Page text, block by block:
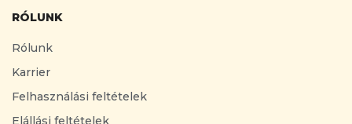
RÓLUNK
Rólunk
Karrier
Felhasználási feltételek
Elállási feltételek